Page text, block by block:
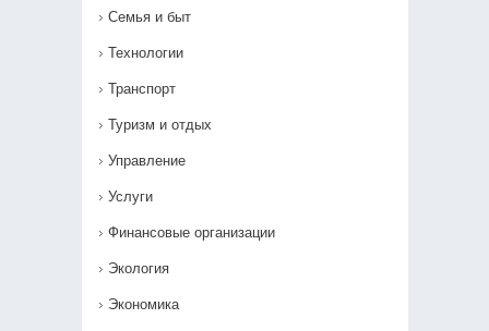
Семья и быт
Технологии
Транспорт
Туризм и отдых
Управление
Услуги
Финансовые организации
Экология
Экономика